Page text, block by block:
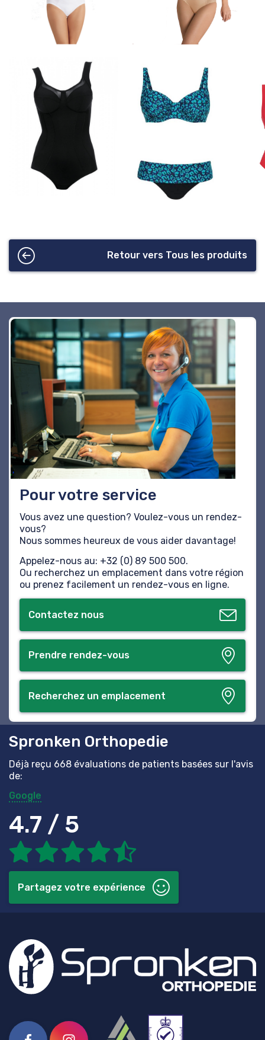
Retour vers Tous les produits
Pour votre service
Vous avez une question? Voulez-vous un rendez-
vous?
Nous sommes heureux de vous aider davantage!
Appelez-nous au: +32 (0) 89 500 500.
Ou recherchez un emplacement dans votre région
ou prenez facilement un rendez-vous en ligne.
Contactez nous
Prendre rendez-vous
Recherchez un emplacement
Spronken Orthopedie
Déjà reçu 668 évaluations de patients basées sur l'avis
de:
Google
4.7 / 5
Partagez votre expérience